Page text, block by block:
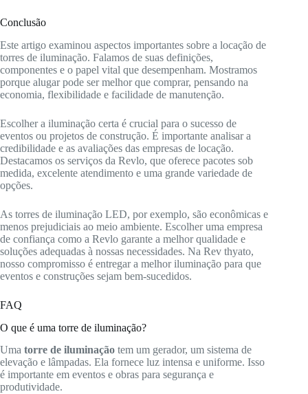
Conclusão
Este artigo examinou aspectos importantes sobre a locação de
torres de iluminação. Falamos de suas definições,
componentes e o papel vital que desempenham. Mostramos
porque alugar pode ser melhor que comprar, pensando na
economia, flexibilidade e facilidade de manutenção.
Escolher a iluminação certa é crucial para o sucesso de
eventos ou projetos de construção. É importante analisar a
credibilidade e as avaliações das empresas de locação.
Destacamos os serviços da Revlo, que oferece pacotes sob
medida, excelente atendimento e uma grande variedade de
opções.
As torres de iluminação LED, por exemplo, são econômicas e
menos prejudiciais ao meio ambiente. Escolher uma empresa
de confiança como a Revlo garante a melhor qualidade e
soluções adequadas à nossas necessidades. Na Rev thyato,
nosso compromisso é entregar a melhor iluminação para que
eventos e construções sejam bem-sucedidos.
FAQ
O que é uma torre de iluminação?
Uma torre de iluminação tem um gerador, um sistema de
elevação e lâmpadas. Ela fornece luz intensa e uniforme. Isso
é importante em eventos e obras para segurança e
produtividade.